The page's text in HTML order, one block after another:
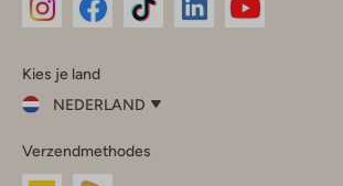
InstagramFacebook
Kies je land
NEDERLAND
je
land
Verzendmethodes